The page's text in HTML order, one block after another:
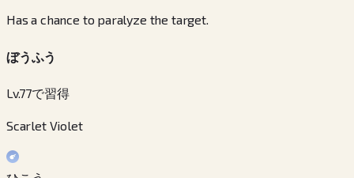
Has a chance to paralyze the target.
ぼうふう
Lv.77で習得
Scarlet Violet